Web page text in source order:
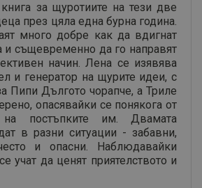
за щуротиите на тези две
през цяла една бурна година.
много добре как да вдигнат
и същевременно да го направят
начин. Лена се изявява
и генератор на щурите идеи, с
Пипи Дългото чорапче, а Триле
опасявайки се понякога от
на постъпките им. Двамата
в разни ситуации - забавни,
и опасни. Наблюдавайки
учат да ценят приятелството и